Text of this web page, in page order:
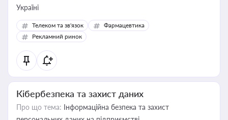
Україні
Телеком та зв'язок
Фармацевтика
Рекламний ринок
Кібербезпека та захист даних
Про що тема: Інформаційна безпека та захист